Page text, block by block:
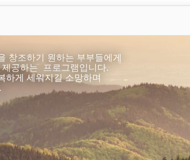
창조하기 원하는 부부들에게
공하는 프로그램입니다.
하게 세워지길 소망하며